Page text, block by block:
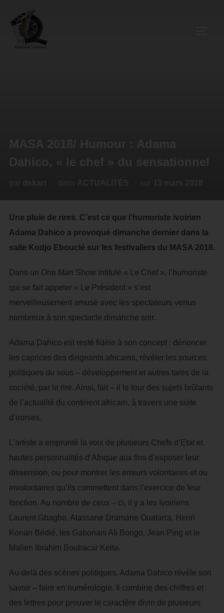
Une pluie de rires. C’est ce que l’humoriste ivoirien
Adama Dahico a provoqué dimanche dernier dans la
salle Kodjo Ebouclé sur les festivaliers du MASA 2018.
Dans un One Man Show intitulé « Le Chef », l’humoriste
qui se fait appeler « Le Président » s’est
merveilleusement amusé avec les spectateurs venus
nombreux à son spectacle dimanche soir.
Adama Dahico est resté fidèle à son concept : dénoncer
les caprices des dirigeants africains, révéler les sources
politiques du sous – développement et autres tares de la
société, par le rire. Ainsi, fait – il le tour des sujets brûlants
de l’actualité du continent africain, à travers une suite
d’ironies.
L’artiste a emprunté la voix de plusieurs Chefs d’Etat et
hautes personnalités d’Afrique aux fins d’exposer leur
dissension, ou pour montrer les erreurs volontaires et ou
involontaires qu’ils commettent dans l’exercice de leur
fonction. Au nombre de ceux – ci, il y a les Ivoiriens
Laurent Gbagbo, Alassane Dramane Ouatarra, Henri
Konan Bédié, les Gabonais Ali Bongo, Jean Ping et le
Malien Ibrahim Boubacar Keita.
Au-delà des scènes politiques, Adama Dahico révèle son
savoir – faire en numérologie. Il combine des chiffres et
des lettres pour prouver le caractère divin de plusieurs